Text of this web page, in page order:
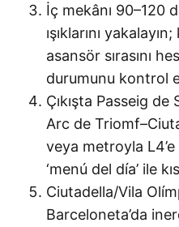
İç mekânı 90–120
ışıklarını
asansör sırasını
durumunu kontrol
Çıkışta Passeig
Arc de
veya metroyla
‘menú del día’ ile
Ciutadella/Vila
Barceloneta’da